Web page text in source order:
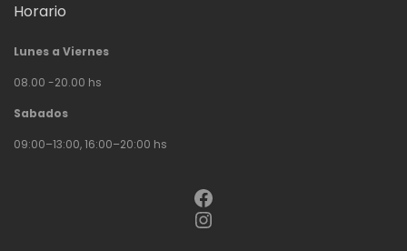
Horario
Lunes a Viernes
08.00 -20.00 hs
Sabados
09:00–13:00, 16:00–20:00 hs
Facebook
Instagram